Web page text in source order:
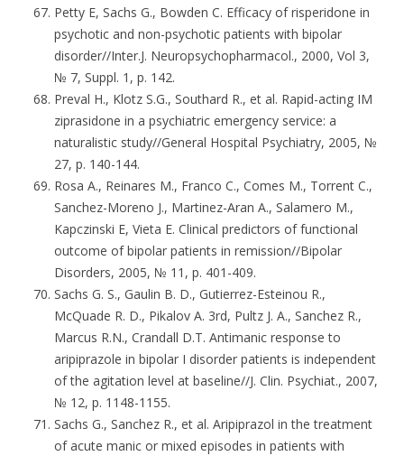
Petty E, Sachs G., Bowden C. Efficacy of risperidone in
psychotic and non-psychotic patients with bipolar
disorder//Inter.J. Neuropsychopharmacol., 2000, Vol 3,
№ 7, Suppl. 1, p. 142.
Preval H., Klotz S.G., Southard R., et al. Rapid-acting IM
ziprasidone in a psychiatric emergency service: a
naturalistic study//General Hospital Psychiatry, 2005, №
27, p. 140-144.
Rosa A., Reinares M., Franco C., Comes M., Torrent C.,
Sanchez-Moreno J., Martinez-Aran A., Salamero M.,
Kapczinski E, Vieta E. Clinical predictors of functional
outcome of bipolar patients in remission//Bipolar
Disorders, 2005, № 11, p. 401-409.
Sachs G. S., Gaulin B. D., Gutierrez-Esteinou R.,
McQuade R. D., Pikalov A. 3rd, Pultz J. A., Sanchez R.,
Marcus R.N., Crandall D.T. Antimanic response to
aripiprazole in bipolar I disorder patients is independent
of the agitation level at baseline//J. Clin. Psychiat., 2007,
№ 12, p. 1148-1155.
Sachs G., Sanchez R., et al. Aripiprazol in the treatment
of acute manic or mixed episodes in patients with